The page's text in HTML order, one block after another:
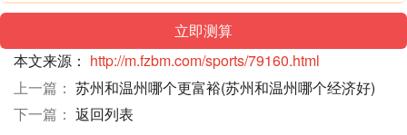
本文来源： http://m.fzbm.com/sports/79160.html
上一篇： 苏州和温州哪个更富裕(苏州和温州哪个经济好)
下一篇： 返回列表